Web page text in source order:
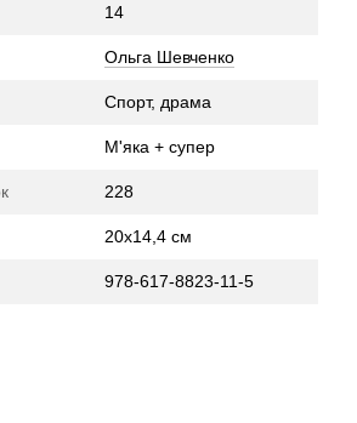
14
Ольга Шевченко
Спорт, драма
М'яка + супер
228
20х14,4 см
978-617-8823-11-5